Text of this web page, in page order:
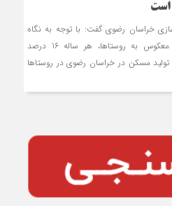
است
خراسان رضوی گفت: با توجه به نگاه
ویژه دولت به موضوع مهاجرت معکوس به روستاها، هر ساله 16 درصد
مسکن در خراسان رضوی در روستاها